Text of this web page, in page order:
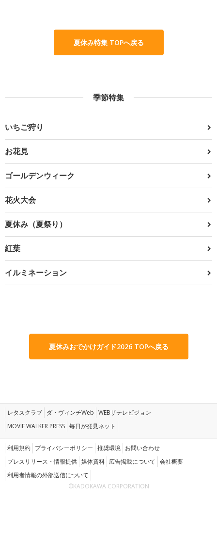
夏休み特集 TOPへ戻る
季節特集
いちご狩り
お花見
ゴールデンウィーク
花火大会
夏休み（夏祭り）
紅葉
イルミネーション
夏休みおでかけガイド2026 TOPへ戻る
レタスクラブ ダ・ヴィンチWeb WEBザテレビジョン
MOVIE WALKER PRESS 毎日が発見ネット
利用規約 プライバシーポリシー 推奨環境 お問い合わせ
プレスリリース・情報提供 媒体資料 広告掲載について 会社概要
利用者情報の外部送信について
©KADOKAWA CORPORATION